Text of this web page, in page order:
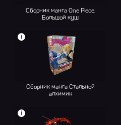
Сборник манга One Piece.
Большой куш
i
Сборник манга Стальной
алхимик
i